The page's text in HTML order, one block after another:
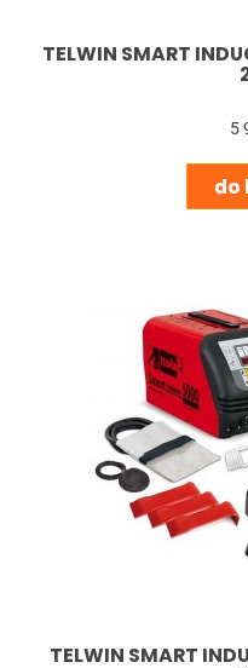
TELWIN SMART
5
do
TELWIN SMART